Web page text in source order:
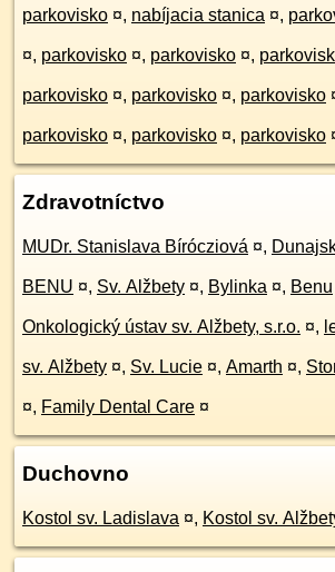
parkovisko ¤, nabíjacia stanica ¤,
¤, parkovisko ¤, parkovisko ¤,
parkovisko ¤, parkovisko ¤, parkovisko
parkovisko ¤, parkovisko ¤, parkovisko
Zdravotníctvo
MUDr. Stanislava Bírócziová ¤,
BENU ¤, Sv. Alžbety ¤, Bylinka ¤, Benu
Onkologický ústav sv. Alžbety, s.r.o. ¤,
sv. Alžbety ¤, Sv. Lucie ¤, Amarth ¤,
¤, Family Dental Care ¤
Duchovno
Kostol sv. Ladislava ¤, Kostol sv.